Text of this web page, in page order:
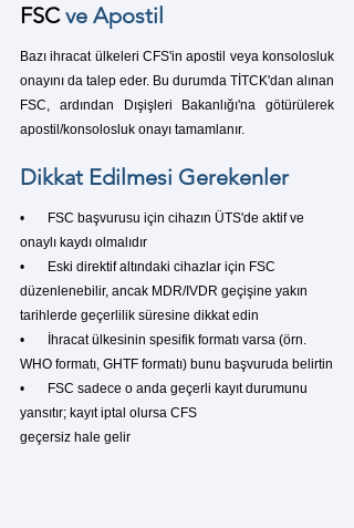
FSC ve Apostil
Bazı ihracat ülkeleri CFS'in apostil veya konsolosluk
onayını da talep eder. Bu durumda TİTCK'dan alınan
FSC, ardından Dışişleri Bakanlığı'na götürülerek
apostil/konsolosluk onayı tamamlanır.
Dikkat Edilmesi Gerekenler
• FSC başvurusu için cihazın ÜTS'de aktif ve
onaylı kaydı olmalıdır
•       Eski direktif altındaki cihazlar için FSC
düzenlenebilir, ancak MDR/IVDR geçişine yakın
tarihlerde geçerlilik süresine dikkat edin
•       İhracat ülkesinin spesifik formatı varsa (örn.
WHO formatı, GHTF formatı) bunu başvuruda belirtin
•
FSC sadece o anda geçerli kayıt durumunu
yansıtır; kayıt iptal olursa CFS
geçersiz hale gelir